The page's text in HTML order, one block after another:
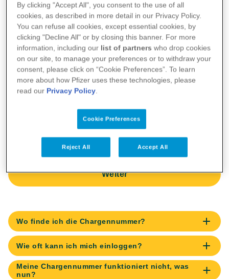
Anwendung
Bitte geben Sie die Chargennummer Ihres Pfizer-
Medikaments ein:
Um Zugang zu erhalten, melden Sie sich bitte mit der
Chargennummer, die Sie von Ihrem Arzt oder Ihrer Ärztin
Weiter
Wo finde ich die Chargennummer?
Die Chargennummer finden Sie außen auf der
Umverpackung Ihres Pfizer-Medikaments.
Wie oft kann ich mich einloggen?
Sie können sich mit der Chargennummer unbegrenzt
einloggen.
Meine Chargennummer funktioniert nicht, was
nun?
By clicking "Accept All", you consent to the use of all
cookies, as described in more detail in our Privacy Policy.
You can refuse all cookies, except essential cookies, by
clicking "Decline All" or by closing this banner. For more
information, including our list of partners who drop cookies
on our site, to manage your preferences or to withdraw your
consent, please click on “Cookie Preferences”. To learn
more about how Pfizer uses these technologies, please
read our Privacy Policy.
Cookie Preferences
Reject All Accept All